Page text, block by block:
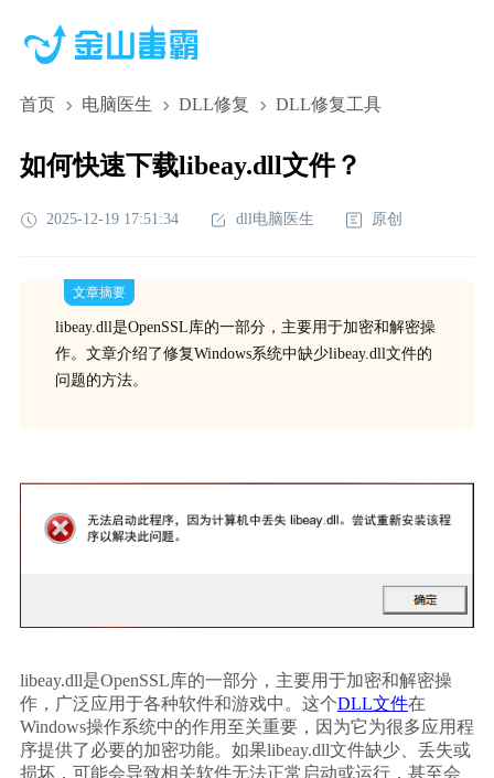
首页 电脑医生 DLL修复 DLL修复工具
如何快速下载libeay.dll文件？
2025-12-19 17:51:34 dll电脑医生 原创
文章摘要
libeay.dll是OpenSSL库的一部分，主要用于加密和解密操
作。文章介绍了修复Windows系统中缺少libeay.dll文件的
问题的方法。
libeay.dll是OpenSSL库的一部分，主要用于加密和解密操
作，广泛应用于各种软件和游戏中。这个DLL文件在
Windows操作系统中的作用至关重要，因为它为很多应用程
序提供了必要的加密功能。如果libeay.dll文件缺少、丢失或
损坏，可能会导致相关软件无法正常启动或运行，甚至会